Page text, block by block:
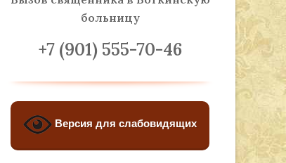
больницу
+7 (901) 555-70-46
Версия для слабовидящих